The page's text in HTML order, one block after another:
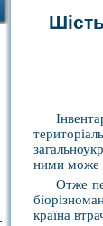
ними може
Отже
країна